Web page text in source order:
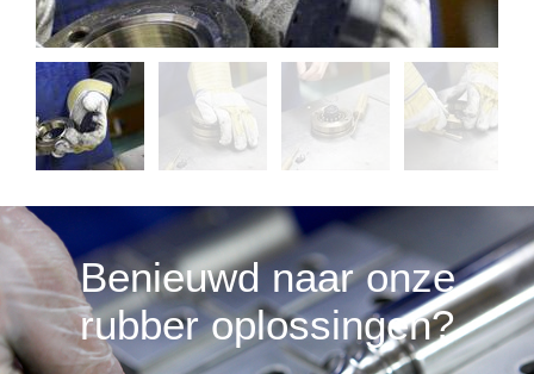
Benieuwd naar onze
rubber oplossingen?